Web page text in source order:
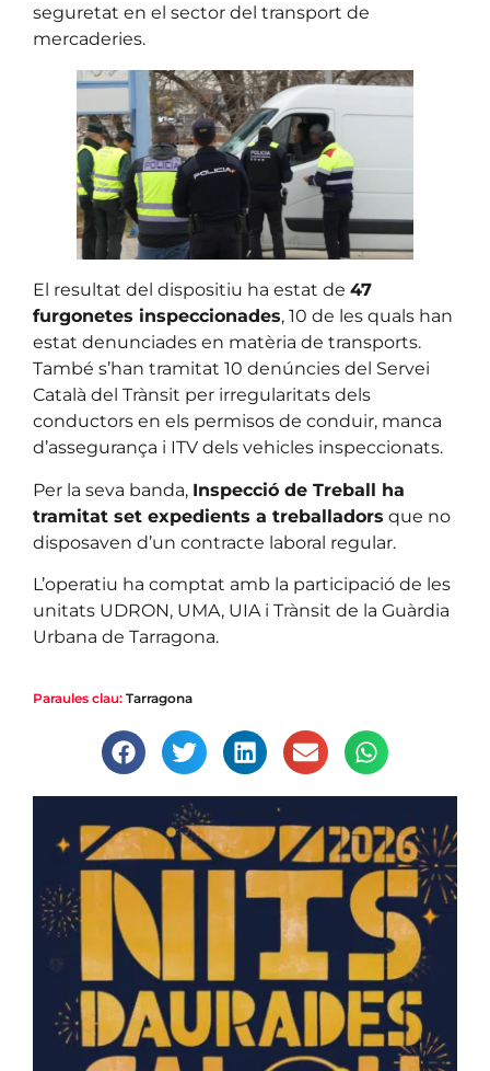
seguretat en el sector del transport de
mercaderies.
El resultat del dispositiu ha estat de 47
furgonetes inspeccionades, 10 de les quals han
estat denunciades en matèria de transports.
També s’han tramitat 10 denúncies del Servei
Català del Trànsit per irregularitats dels
conductors en els permisos de conduir, manca
d’assegurança i ITV dels vehicles inspeccionats.
Per la seva banda, Inspecció de Treball ha
tramitat set expedients a treballadors que no
disposaven d’un contracte laboral regular.
L’operatiu ha comptat amb la participació de les
unitats UDRON, UMA, UIA i Trànsit de la Guàrdia
Urbana de Tarragona.
Paraules clau: Tarragona